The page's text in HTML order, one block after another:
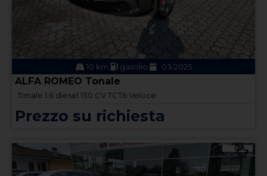
10 km gasolio 03/2025
ALFA ROMEO Tonale
Tonale 1.6 diesel 130 CV TCT6 Veloce
Prezzo su richiesta